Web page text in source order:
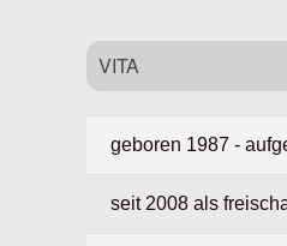
VITA
geboren 1987 -
seit 2008 als